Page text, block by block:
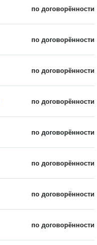
по договорённости
по договорённости
по договорённости
по договорённости
по договорённости
по договорённости
по договорённости
по договорённости